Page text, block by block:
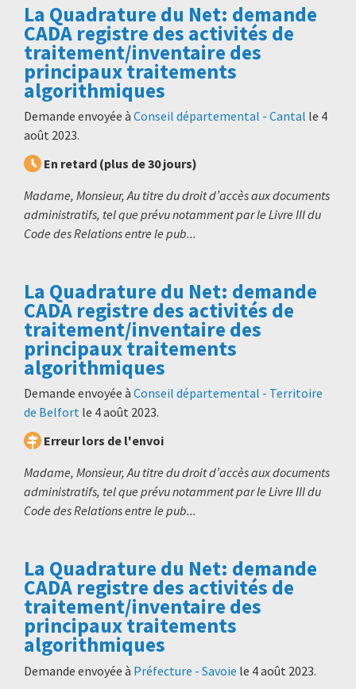
La Quadrature du Net: demande
CADA registre des activités de
traitement/inventaire des
principaux traitements
algorithmiques
Demande envoyée à Conseil départemental - Cantal le 4
août 2023.
En retard (plus de 30 jours)
Madame, Monsieur, Au titre du droit d’accès aux documents
administratifs, tel que prévu notamment par le Livre III du
Code des Relations entre le pub...
La Quadrature du Net: demande
CADA registre des activités de
traitement/inventaire des
principaux traitements
algorithmiques
Demande envoyée à Conseil départemental - Territoire
de Belfort le 4 août 2023.
Erreur lors de l'envoi
Madame, Monsieur, Au titre du droit d’accès aux documents
administratifs, tel que prévu notamment par le Livre III du
Code des Relations entre le pub...
La Quadrature du Net: demande
CADA registre des activités de
traitement/inventaire des
principaux traitements
algorithmiques
Demande envoyée à Préfecture - Savoie le 4 août 2023.